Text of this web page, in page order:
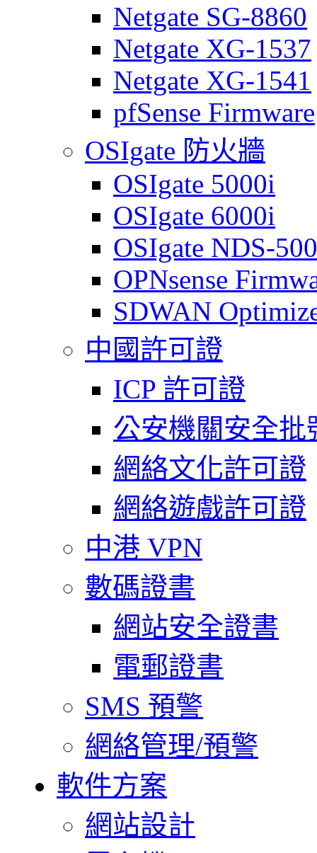
Netgate SG-8860
Netgate XG-1537
Netgate XG-1541
pfSense Firmware
OSIgate 防火牆
OSIgate 5000i
OSIgate 6000i
OSIgate NDS-
OPNsense
SDWAN
中國許可證
ICP 許可證
公安機關安全批
網絡文化許可證
網絡遊戲許可證
中港 VPN
數碼證書
網站安全證書
電郵證書
SMS 預警
網絡管理/預警
軟件方案
網站設計